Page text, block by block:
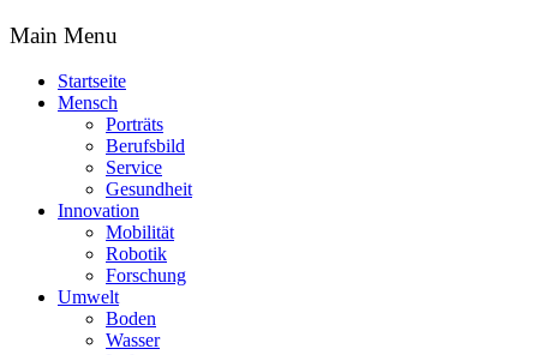
Main Menu
Startseite
Mensch
Porträts
Berufsbild
Service
Gesundheit
Innovation
Mobilität
Robotik
Forschung
Umwelt
Boden
Wasser